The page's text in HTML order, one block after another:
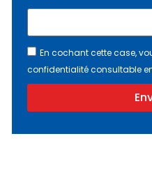
En cochant cette case,
confidentialité consultable